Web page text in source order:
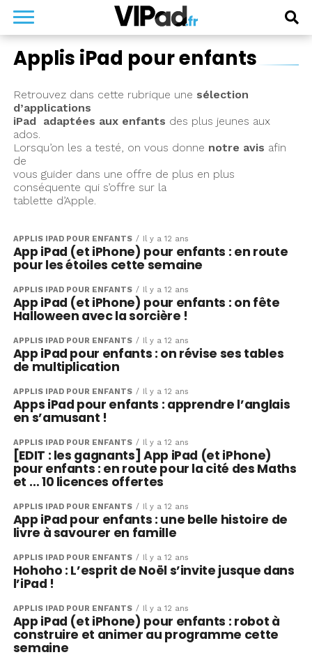
Applis iPad pour enfants
Retrouvez dans cette rubrique une sélection
d’applications
iPad adaptées aux enfants des plus jeunes aux
ados.
Lorsqu’on les a testé, on vous donne notre avis afin
de
vous guider dans une offre de plus en plus
conséquente qui s’offre sur la
tablette d’Apple.
APPLIS IPAD POUR ENFANTS Il y a 12 ans
App iPad (et iPhone) pour enfants : en route
pour les étoiles cette semaine
APPLIS IPAD POUR ENFANTS Il y a 12 ans
App iPad (et iPhone) pour enfants : on fête
Halloween avec la sorcière !
APPLIS IPAD POUR ENFANTS Il y a 12 ans
App iPad pour enfants : on révise ses tables
de multiplication
APPLIS IPAD POUR ENFANTS Il y a 12 ans
Apps iPad pour enfants : apprendre l’anglais
en s’amusant !
APPLIS IPAD POUR ENFANTS Il y a 12 ans
[EDIT : les gagnants] App iPad (et iPhone)
pour enfants : en route pour la cité des Maths
et … 10 licences offertes
APPLIS IPAD POUR ENFANTS Il y a 12 ans
App iPad pour enfants : une belle histoire de
livre à savourer en famille
APPLIS IPAD POUR ENFANTS Il y a 12 ans
Hohoho : L’esprit de Noël s’invite jusque dans
l’iPad !
APPLIS IPAD POUR ENFANTS Il y a 12 ans
App iPad (et iPhone) pour enfants : robot à
construire et animer au programme cette
semaine